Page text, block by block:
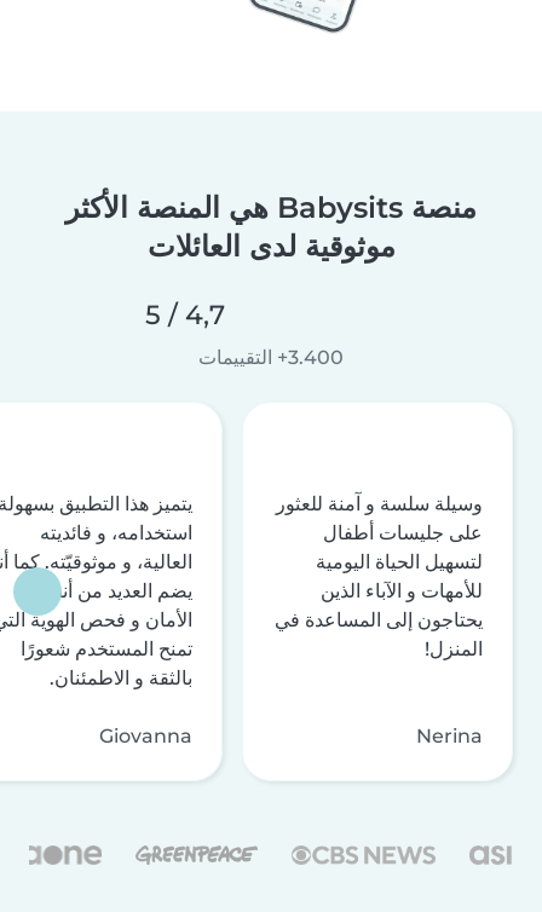
منصة Babysits هي المنصة الأكثر
موثوقية لدى العائلات
4,7 / 5
3.400+ التقييمات
وسيلة سلسة و آمنة للعثور
على جليسات أطفال
لتسهيل الحياة اليومية
للأمهات و الآباء الذين
يحتاجون إلى المساعدة في
المنزل!
Nerina
يتميز هذا التطبيق
استخدامه، و فائديته
العالية، و موثوقيّته. كما
يضم العديد من أنظمة
الأمان و فحص الهوية
تمنح المستخدم شعورًا
بالثقة و الاطمئنان.
Giovanna